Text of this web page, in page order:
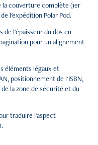
la couverture complète (1er
l'expédition Polar Pod.
de l'épaisseur du dos en
pour un alignement
éléments légaux et
positionnement de l'ISBN,
la zone de sécurité et du
traduire l'aspect